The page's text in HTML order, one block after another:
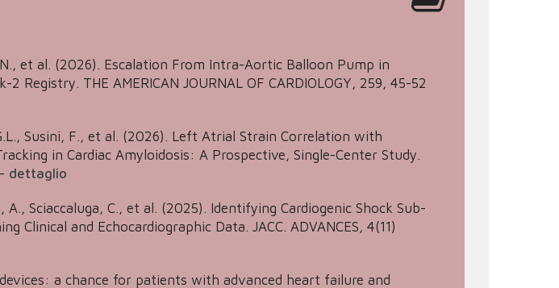
et al. (2026). Escalation From Intra-Aortic Balloon Pump in
THE AMERICAN JOURNAL OF CARDIOLOGY, 259, 45-52
Susini, F., et al. (2026). Left Atrial Strain Correlation with
in Cardiac Amyloidosis: A Prospective, Single-Center Study.
- dettaglio
Sciaccaluga, C., et al. (2025). Identifying Cardiogenic Shock Sub-
and Echocardiographic Data. JACC. ADVANCES, 4(11)
a chance for patients with advanced heart failure and